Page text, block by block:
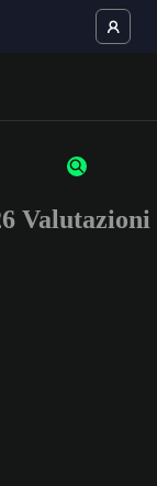
numeri.
Valutazioni